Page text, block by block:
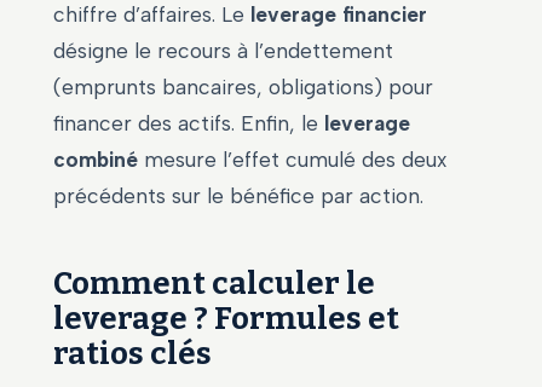
chiffre d’affaires. Le leverage financier
désigne le recours à l’endettement
(emprunts bancaires, obligations) pour
financer des actifs. Enfin, le leverage
combiné mesure l’effet cumulé des deux
précédents sur le bénéfice par action.
Comment calculer le
leverage ? Formules et
ratios clés